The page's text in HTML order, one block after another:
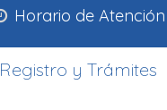
Horario de Atención
Registro y Trámites